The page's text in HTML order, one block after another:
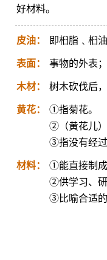
好材料。
皮油： 即桕脂﹑桕
表面： 事物的外表
木材： 树木砍伐后
黄花：
①指菊花。
②（黄花儿）
③指没有经过
材料：
①能直接制成
②供学习、
③比喻合适的